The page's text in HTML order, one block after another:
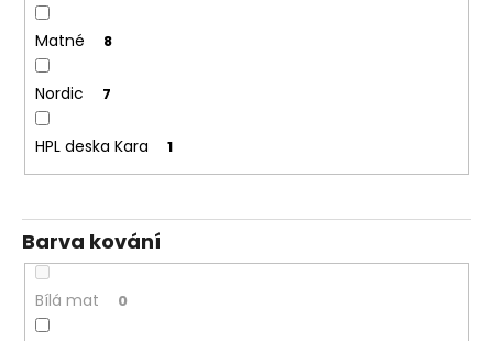
Matné 8
Nordic 7
HPL deska Kara 1
Barva kování
Bílá mat 0